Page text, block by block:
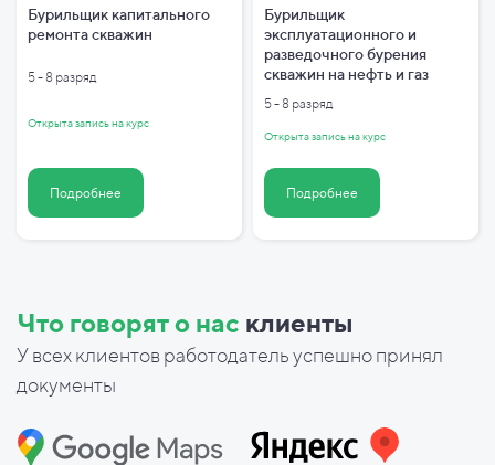
Бурильщик капитального
ремонта скважин
5 - 8 разряд
Открыта запись на курс
Подробнее
Бурильщик
эксплуатационного и
разведочного бурения
скважин на нефть и газ
5 - 8 разряд
Открыта запись на курс
Подробнее
Что говорят о нас клиенты
У всех клиентов работодатель успешно принял
документы